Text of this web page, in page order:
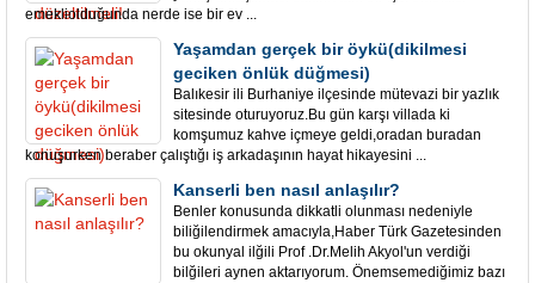
emekliolduğunda nerde ise bir ev ...
Yaşamdan gerçek bir öykü(dikilmesi
geciken önlük düğmesi)
Balıkesir ili Burhaniye ilçesinde mütevazi bir yazlık
sitesinde oturuyoruz.Bu gün karşı villada ki
komşumuz kahve içmeye geldi,oradan buradan
konuşurken beraber çalıştığı iş arkadaşının hayat hikayesini ...
Kanserli ben nasıl anlaşılır?
Benler konusunda dikkatli olunması nedeniyle
biliğilendirmek amacıyla,Haber Türk Gazetesinden
bu okunyal ilğili Prof .Dr.Melih Akyol'un verdiği
bilğileri aynen aktarıyorum. Önemsemediğimiz bazı